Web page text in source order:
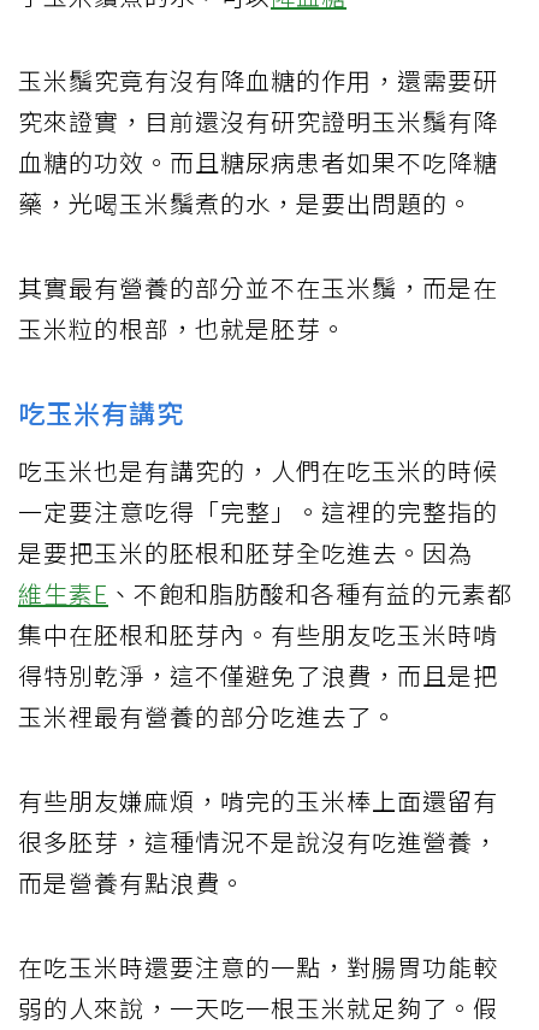
玉米鬚究竟有沒有降血糖的作用，還需要研
究來證實，目前還沒有研究證明玉米鬚有降
血糖的功效。而且糖尿病患者如果不吃降糖
藥，光喝玉米鬚煮的水，是要出問題的。
其實最有營養的部分並不在玉米鬚，而是在
玉米粒的根部，也就是胚芽。
吃玉米有講究
吃玉米也是有講究的，人們在吃玉米的時候
一定要注意吃得「完整」。這裡的完整指的
是要把玉米的胚根和胚芽全吃進去。因為
維生素E 、不飽和脂肪酸和各種有益的元素都
集中在胚根和胚芽內。有些朋友吃玉米時啃
得特別乾淨，這不僅避免了浪費，而且是把
玉米裡最有營養的部分吃進去了。
有些朋友嫌麻煩，啃完的玉米棒上面還留有
很多胚芽，這種情況不是說沒有吃進營養，
而是營養有點浪費。
在吃玉米時還要注意的一點，對腸胃功能較
弱的人來說，一天吃一根玉米就足夠了。假